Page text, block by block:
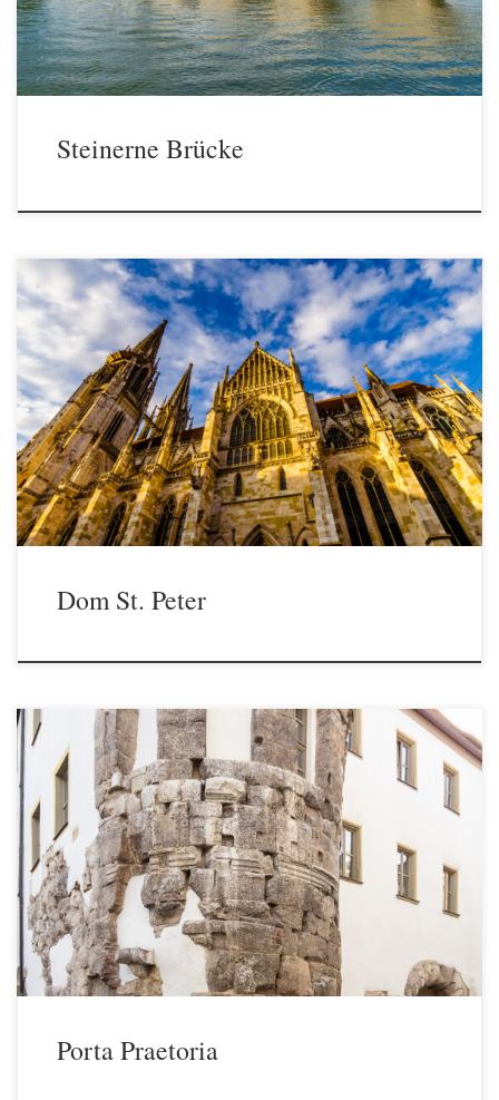
Steinerne Brücke
Der Regensburger Dom - Regensburgs Wahrzeichen schlechthin.
Ein Meisterwerk der Gothik.
Dom St. Peter
Ein Wahrzeichen aus der Zeit der Gründung Regensburgs. Die
Porta Praetoria ist das Haupttor der römischen Castra Regina.
Porta Praetoria